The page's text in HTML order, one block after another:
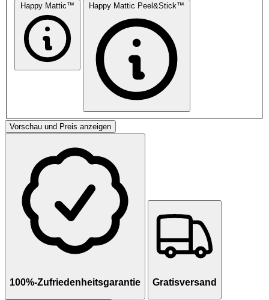
Happy Mattic™ Happy Mattic Peel&Stick™
Vorschau und Preis anzeigen
100%-Zufriedenheitsgarantie Gratisversand